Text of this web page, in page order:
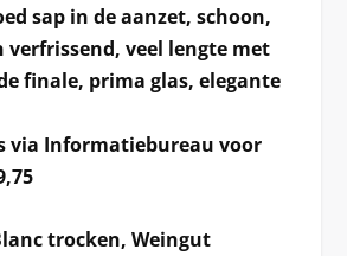
sap in de aanzet, schoon,
verfrissend, veel lengte met
finale, prima glas, elegante
via Informatiebureau voor
trocken, Weingut